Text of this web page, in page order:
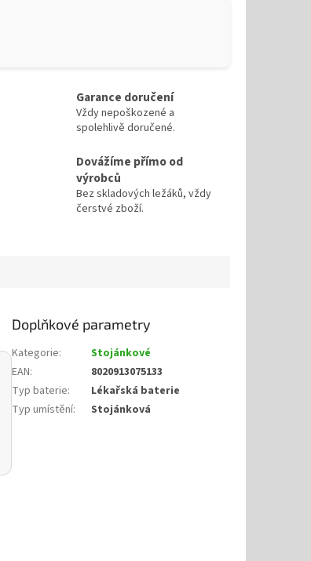
Garance doručení
Vždy nepoškozené a
spolehlivě doručené.
Dovážíme přímo od
výrobců
Bez skladových ležáků, vždy
čerstvé zboží.
Doplňkové parametry
Kategorie:
Stojánkové
EAN:
8020913075133
Typ baterie:
Lékařská baterie
Typ umístění: Stojánková